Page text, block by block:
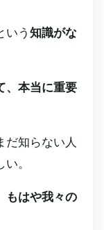
いう 知識がな
、本当に重要
だ知らない人
。
もはや我々の